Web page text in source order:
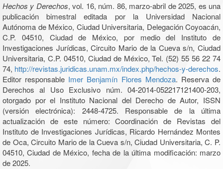
Hechos y Derechos, vol. 16, núm. 86, marzo-abril de 2025, es una
publicación bimestral editada por la Universidad Nacional
Autónoma de México, Ciudad Universitaria, Delegación Coyoacán,
C.P. 04510, Ciudad de México, por medio del Instituto de
Investigaciones Jurídicas, Circuito Mario de la Cueva s/n, Ciudad
Universitaria, C.P. 04510, Ciudad de México, Tel. (52) 55 56 22 74
74, http://revistas.juridicas.unam.mx/index.php/hechos-y-derechos.
Editor responsable Imer Benjamín Flores Mendoza. Reserva de
Derechos al Uso Exclusivo núm. 04-2014-052217121400-203,
otorgado por el Instituto Nacional del Derecho de Autor, ISSN
(versión electrónica): 2448-4725. Responsable de la última
actualización de este número: Coordinación de Revistas del
Instituto de Investigaciones Jurídicas, Ricardo Hernández Montes
de Oca, Circuito Mario de la Cueva s/n, Ciudad Universitaria, C. P.
04510, Ciudad de México, fecha de la última modificación: marzo
de 2025.